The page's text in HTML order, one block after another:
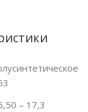
– 17,3